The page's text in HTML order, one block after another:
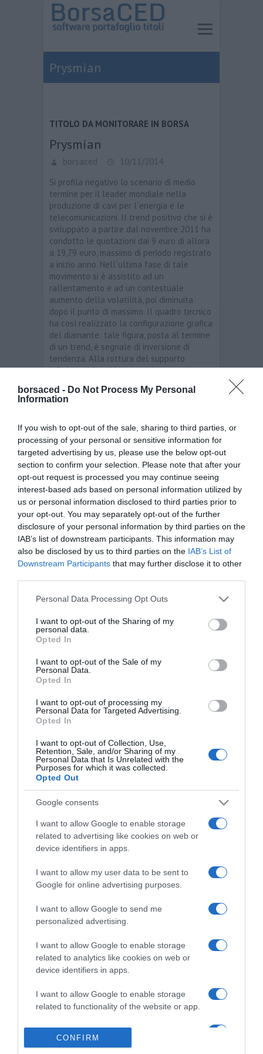
borsaced - Do Not Process My Personal
Information
If you wish to opt-out of the sale, sharing to third parties, or
processing of your personal or sensitive information for
targeted advertising by us, please use the below opt-out
section to confirm your selection. Please note that after your
opt-out request is processed you may continue seeing
interest-based ads based on personal information utilized by
us or personal information disclosed to third parties prior to
your opt-out. You may separately opt-out of the further
disclosure of your personal information by third parties on the
IAB’s list of downstream participants. This information may
also be disclosed by us to third parties on the IAB’s List of
Downstream Participants that may further disclose it to other
Please note that this website/app uses one or more Google
not limited to your visit or usage behaviour. You may click to
grant or deny consent to Google and its third-party tags to
use your data for below specified purposes in below Google
consent section.
Personal Data Processing Opt Outs
I want to opt-out of the Sharing of my
personal data.
Opted In
I want to opt-out of the Sale of my
Personal Data.
Opted In
I want to opt-out of processing my
Personal Data for Targeted Advertising.
Opted In
I want to opt-out of Collection, Use,
Retention, Sale, and/or Sharing of my
Personal Data that Is Unrelated with the
Purposes for which it was collected.
Opted Out
Google consents
I want to allow Google to enable storage
related to advertising like cookies on web or
device identifiers in apps.
I want to allow my user data to be sent to
Google for online advertising purposes.
I want to allow Google to send me
personalized advertising.
I want to allow Google to enable storage
related to analytics like cookies on web or
device identifiers in apps.
I want to allow Google to enable storage
related to functionality of the website or app.
I want to allow Google to enable storage
related to personalization.
CONFIRM
Prysmian
TITOLO DA MONITORARE IN BORSA
Prysmian
borsaced
10/11/2014
Si profila negativo lo scenario di medio
termine per il leader mondiale nella
produzione di cavi per l´energia e le
telecomunicazioni. Il trend positivo che si è
sviluppato a partire dal novembre 2011 ha
condotto le quotazioni dai 9 euro di allora
a 19,79 euro, massimo di periodo registrato
a inizio anno. Nell´ultima fase di tale
movimento si è assistito ad un
rallentamento e ad un contestuale
aumento della volatilità, poi diminuita
dopo il punto di massimo. Il quadro tecnico
ha così realizzato la configurazione grafica
del diamante: tale figura, posta al termine
di un trend, è segnale di inversione di
tendenza. Alla rottura del supporto
inferiore si è verificato un vistoso calo
negazione della precedente trendline
positiva e ha inaugurato la fase
settimane i prezzi sono scesi fino a 12,34
euro, salvo poi invertire la tendenza nel
breve periodo aprendo una fase positiva
anche sorretta dal dato di stabilità dei
ricavi dei primi 9 mesi. Qualora il recupero
dovesse proseguire sarebbe decisivo il test
con la trendline negativa di medio termine
transitante attualmente a 14,80 euro: in
caso di respinta risulterebbero opportune
posizioni short volte a raggiungere la
soglia psicologica dei 14 euro e in seconda
battuta i 13,53 euro, fermando le perdite
oltre i 15,50 euro.
Prysmian
←Enel →
CERCA